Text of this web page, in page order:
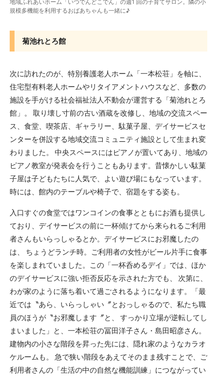
地域ふれあいホーム「いつでんどこでん」の週1 回の子育てサロン。隣の小
規模多機能を利用するおばあちゃんも一緒に♪
菊池れとろ館
次に訪れたのが、特別養護老人ホーム「一本松荘」を軸に、
住宅型有料老人ホームやリタイアメントハウスなど、多数の
施設を手がける社会福祉法人不動会が運営する「菊池れとろ
館」。 取り壊し寸前の古い酒蔵を改修し、地域の交流スペー
ス、食堂、喫茶店、ギャラリー、駄菓子屋、デイサービスセ
ンターを併設する地域交流コミュニティ施設として生まれ変
わりました。 中央スペースにはピアノが置いてあり、地域の
ピアノ教室が発表会を行うこともあります。昔懐かしい駄菓
子屋は子どもたちに人気で、よい遊び場にもなっています。
時には、館内のテーブルや椅子で、宿題をする姿も。
入口すぐの食堂ではワンコインの食事とともにお酒も提供し
ており、デイサービスの前に一杯傾けてから来られるご利用
者さんもいらっしゃるとか。デイサービスにお邪魔したの
は、 ちょうどランチ時。ご利用者の女性がビール片手に食事
を楽しまれていました。この「一杯呑めるデイ」では、ほか
のデイサービスに強い拒否反応を示された方でも、 次第に、
わが家のように落ち着いて過ごされるようになります。「最
近では〝あら、いらっしゃい〞とおっしゃるので、私たち職
員のほうが〝お邪魔します〞と、 すっかり立場が逆転してし
まいました」と、一本松荘の冨田洋子さん・島田昭彦さん。
建物内の小さな階段を昇った先には、隠れ家のようなカラオ
ケルームも。 急で狭い階段をあえてそのまま残すことで、ご
利用者さんの「生活の中の自然な機能訓練」につながってい